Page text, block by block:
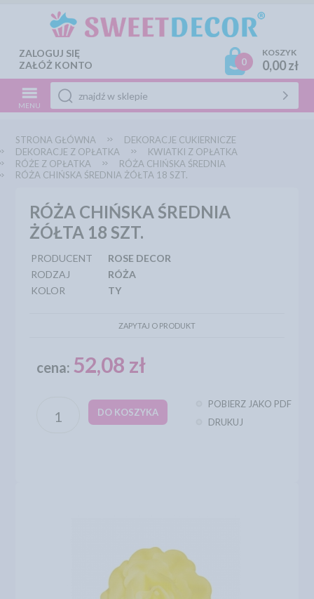
ZALOGUJ SIĘ
ZAŁÓŻ KONTO
0
KOSZYK
0,00 zł
MENU
STRONA GŁÓWNA
DEKORACJE CUKIERNICZE
DEKORACJE Z OPŁATKA
KWIATKI Z OPŁATKA
RÓŻE Z OPŁATKA
RÓŻA CHIŃSKA ŚREDNIA
RÓŻA CHIŃSKA ŚREDNIA ŻÓŁTA 18 SZT.
RÓŻA CHIŃSKA ŚREDNIA
ŻÓŁTA 18 SZT.
PRODUCENT
ROSE DECOR
RODZAJ
RÓŻA
KOLOR
TY
ZAPYTAJ O PRODUKT
cena: 52,08 zł
DO KOSZYKA
POBIERZ JAKO PDF
DRUKUJ